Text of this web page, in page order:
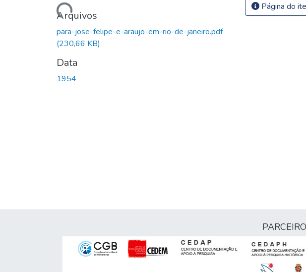
Carregando...
Arquivos
para-jose-felipe-e-araujo-em-rio-de-janeiro.pdf
(230,66 KB)
Data
1954
Página do